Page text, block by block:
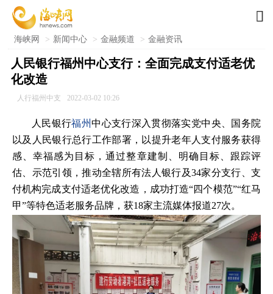

海峡网 > 新闻中心 > 金融频道 > 金融资讯
人民银行福州中心支行：全面完成支付适老优
化改造
人行福州中支 2022-03-02 10:26
人民银行福州中心支行深入贯彻落实党中央、国务院
以及人民银行总行工作部署，以提升老年人支付服务获得
感、幸福感为目标，通过整章建制、明确目标、跟踪评
估、示范引领，推动全辖所有法人银行及34家分支行、支
付机构完成支付适老优化改造，成功打造“四个模范”“红马
甲”等特色适老服务品牌，获18家主流媒体报道27次。